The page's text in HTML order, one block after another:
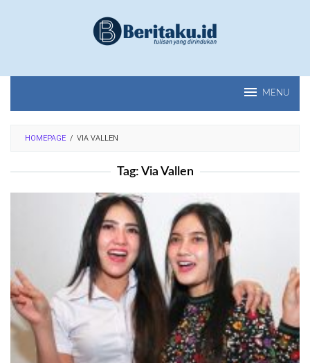
MENU
HOMEPAGE / VIA VALLEN
Tag: Via Vallen